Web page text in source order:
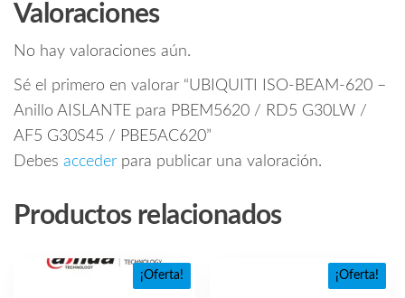
Valoraciones
No hay valoraciones aún.
Sé el primero en valorar “UBIQUITI ISO-BEAM-620 –
Anillo AISLANTE para PBEM5620 / RD5 G30LW /
AF5 G30S45 / PBE5AC620”
Debes acceder para publicar una valoración.
Productos relacionados
¡Oferta! ¡Oferta!